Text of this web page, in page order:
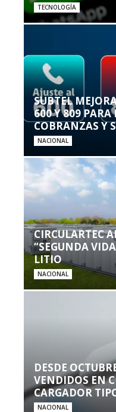
TECNOLOGÍA
SUBTEL
600 Y 809 PARA
COBRANZAS Y
NACIONAL
CIRCULARTEC
“SEGUNDA
LITIO
NACIONAL
DESDE
VENDIDOS EN
CARGADOR
NACIONAL